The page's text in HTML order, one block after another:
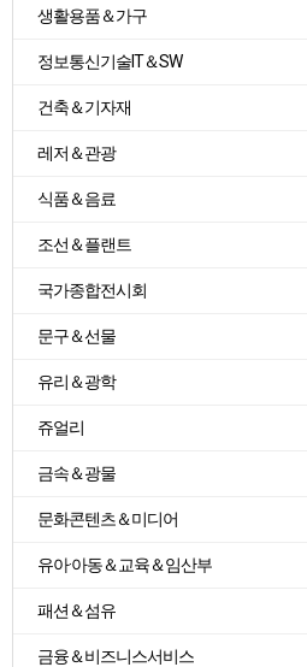
생활용품＆가구
정보통신기술IT＆SW
건축＆기자재
레저＆관광
식품＆음료
조선＆플랜트
국가종합전시회
문구＆선물
유리＆광학
쥬얼리
금속＆광물
문화콘텐츠＆미디어
유아·아동＆교육＆임산부
패션＆섬유
금융＆비즈니스서비스